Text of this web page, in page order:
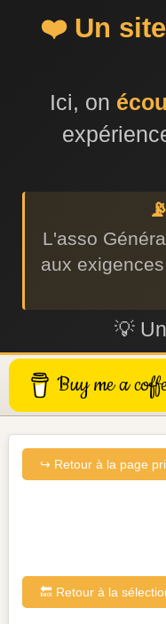
❤️ Un
Ici, on
L'asso
aux exigences
💡
Buy me a
↪ Retour à la page
🔙 Retour à la